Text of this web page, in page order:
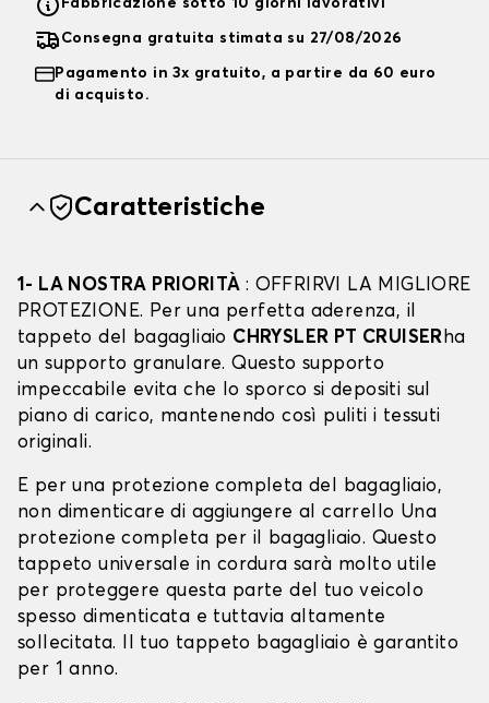
Fabbricazione sotto 10 giorni lavorativi
Consegna gratuita stimata su 27/08/2026
Pagamento in 3x gratuito, a partire da 60 euro
di acquisto.
Caratteristiche
1- LA NOSTRA PRIORITÀ : OFFRIRVI LA MIGLIORE
PROTEZIONE. Per una perfetta aderenza, il
tappeto del bagagliaio CHRYSLER PT CRUISERha
un supporto granulare. Questo supporto
impeccabile evita che lo sporco si depositi sul
piano di carico, mantenendo così puliti i tessuti
originali.
E per una protezione completa del bagagliaio,
non dimenticare di aggiungere al carrello Una
protezione completa per il bagagliaio. Questo
tappeto universale in cordura sarà molto utile
per proteggere questa parte del tuo veicolo
spesso dimenticata e tuttavia altamente
sollecitata. Il tuo tappeto bagagliaio è garantito
per 1 anno.